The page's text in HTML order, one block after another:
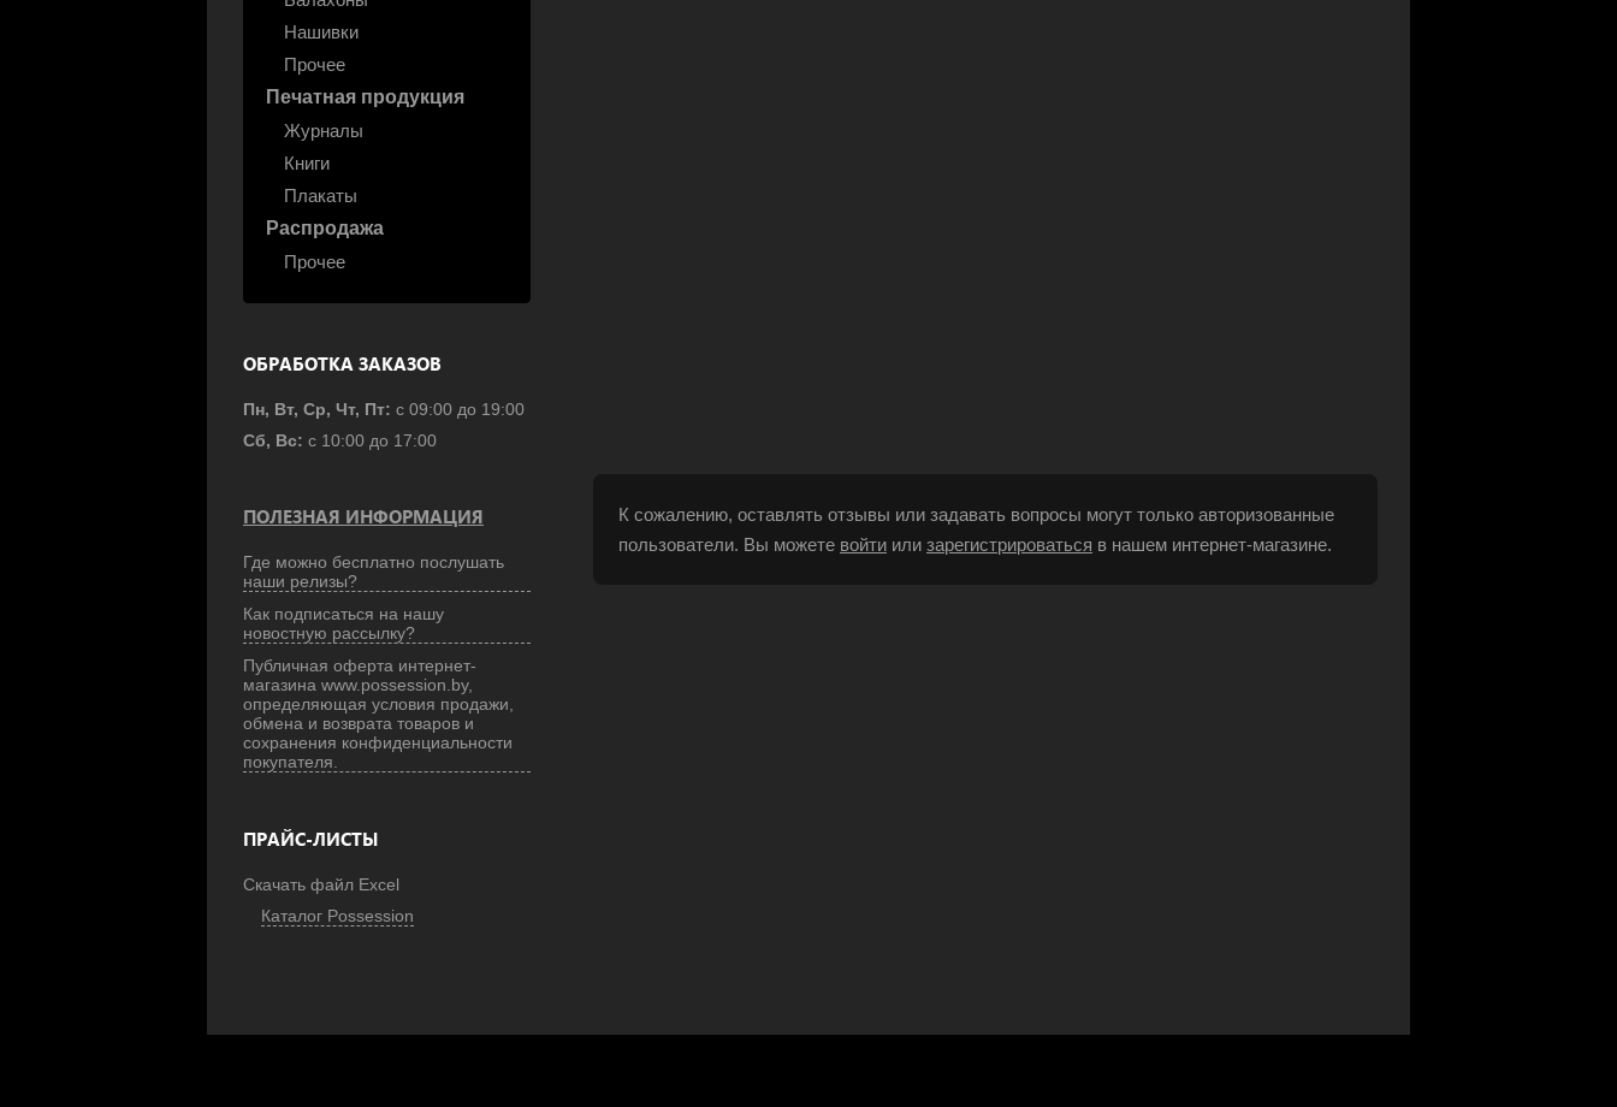
Нашивки
Прочее
Печатная продукция
Журналы
Книги
Плакаты
Распродажа
Прочее
ОБРАБОТКА ЗАКАЗОВ
Пн, Вт, Ср, Чт, Пт: с 09:00 до 19:00
Сб, Вс: с 10:00 до 17:00
ПОЛЕЗНАЯ ИНФОРМАЦИЯ
Где можно бесплатно послушать
наши релизы?
Как подписаться на нашу
новостную рассылку?
Публичная оферта интернет-
магазина www.possession.by,
определяющая условия продажи,
обмена и возврата товаров и
сохранения конфиденциальности
покупателя.
ПРАЙС-ЛИСТЫ
Скачать файл Excel
Каталог Possession
К сожалению, оставлять отзывы или задавать вопросы могут только авторизованные
пользователи. Вы можете войти или зарегистрироваться в нашем интернет-магазине.